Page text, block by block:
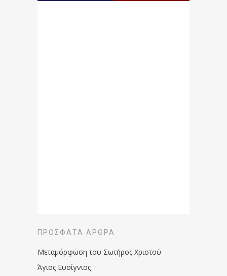
ΠΡΌΣΦΑΤΑ ΆΡΘΡΑ
Μεταμόρφωση του Σωτήρος Χριστού
Άγιος Ευσίγνιος